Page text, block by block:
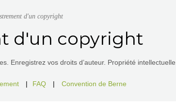
d'un copyright
d'un copyright
Enregistrez vos droits d’auteur. Propriété intellectuelle.
| FAQ | Convention de Berne